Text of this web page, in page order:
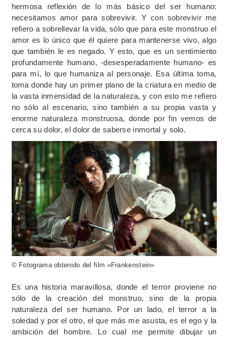
hermosa reflexión de lo más básico del ser humano:
necesitamos amor para sobrevivir. Y con sobrevivir me
refiero a sobrellevar la vida, sólo que para este monstruo el
amor es lo único que él quiere para mantenerse vivo, algo
que también le es negado. Y esto, que es un sentimiento
profundamente humano, -desesperadamente humano- es
para mí, lo que humaniza al personaje. Esa última toma,
toma donde hay un primer plano de la criatura en medio de
la vasta inmensidad de la naturaleza, y con esto me refiero
no sólo al escenario, sino también a su propia vasta y
enorme naturaleza monstruosa, donde por fin vemos de
cerca su dolor, el dolor de saberse inmortal y solo.
© Fotograma obtenido del film «Frankenstein»
Es una historia maravillosa, donde el terror proviene no
sólo de la creación del monstruo, sino de la propia
naturaleza del ser humano. Por un lado, el terror a la
soledad y por el otro, el que más me asusta, es el ego y la
ambición del hombre. Lo cual me permite dibujar un